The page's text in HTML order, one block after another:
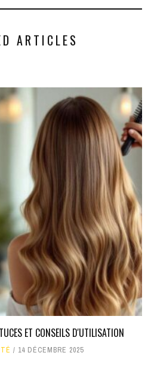
ARTICLES
ET CONSEILS D'UTILISATION
14 DÉCEMBRE 2025